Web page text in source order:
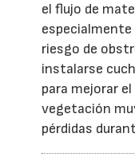
el flujo de
riesgo de
instalarse
para mejorar
vegetación
pérdidas